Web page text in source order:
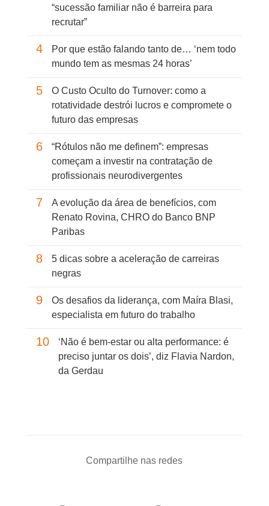
“sucessão familiar não é barreira para
recrutar”
4
Por que estão falando tanto de… ‘nem todo
mundo tem as mesmas 24 horas’
5
O Custo Oculto do Turnover: como a
rotatividade destrói lucros e compromete o
futuro das empresas
6
“Rótulos não me definem”: empresas
começam a investir na contratação de
profissionais neurodivergentes
7
A evolução da área de benefícios, com
Renato Rovina, CHRO do Banco BNP
Paribas
8
5 dicas sobre a aceleração de carreiras
negras
9
Os desafios da liderança, com Maíra Blasi,
especialista em futuro do trabalho
10
‘Não é bem-estar ou alta performance: é
preciso juntar os dois’, diz Flavia Nardon,
da Gerdau
Compartilhe nas redes